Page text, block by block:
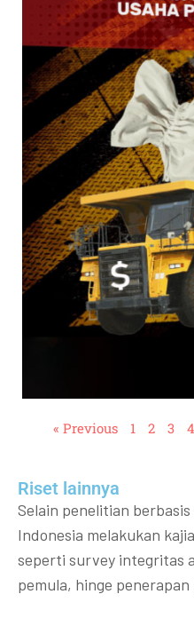
« Previous 1 2 3 4
Riset lainnya​​
Selain penelitian
Indonesia melakukan
seperti survey integritas
pemula, hinge